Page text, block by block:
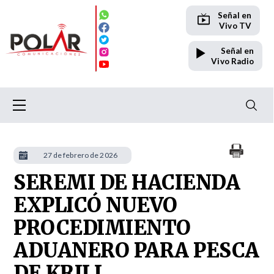
Señal en
Vivo TV
Señal en
Vivo Radio
SEREMI DE HACIENDA
EXPLICÓ NUEVO
PROCEDIMIENTO
ADUANERO PARA PESCA
27 de febrero de 2026